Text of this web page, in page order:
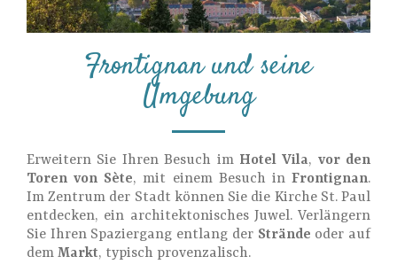
Frontignan und seine
Umgebung
Erweitern Sie Ihren Besuch im Hotel Vila, vor den
Toren von Sète, mit einem Besuch inFrontignan.
Im Zentrum der Stadt können Sie die Kirche St. Paul
entdecken, ein architektonisches Juwel. Verlängern
Sie Ihren Spaziergang entlang der Strände oder auf
dem Markt, typisch provenzalisch.